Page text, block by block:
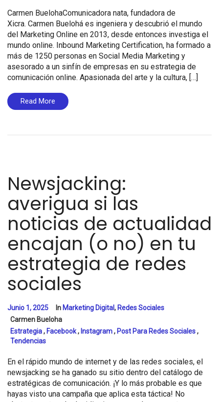
Carmen BuelohaComunicadora nata, fundadora de
Xicra. Carmen Buelohá es ingeniera y descubrió el mundo
del Marketing Online en 2013, desde entonces investiga el
mundo online. Inbound Marketing Certification, ha formado a
más de 1250 personas en Social Media Marketing y
asesorado a un sinfín de empresas en su estrategia de
comunicación online. Apasionada del arte y la cultura, […]
Read More
Newsjacking:
averigua si las
noticias de actualidad
encajan (o no) en tu
estrategia de redes
sociales
Junio 1, 2025 In Marketing Digital, Redes Sociales
Carmen Bueloha
Estrategia, Facebook, Instagram, Post Para Redes Sociales,
Tendencias
En el rápido mundo de internet y de las redes sociales, el
newsjacking se ha ganado su sitio dentro del catálogo de
estratégicas de comunicación. ¡Y lo más probable es que
hayas visto una campaña que aplica esta táctica! No